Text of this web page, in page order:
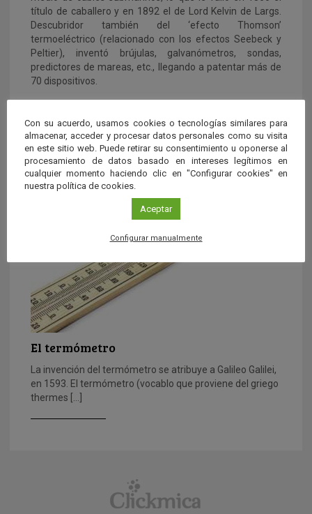
título de caballero y en 1892 el de Lord Kelvin de Largs.
Descubridor también del ‘efecto Thomson’
termoeléctrico (relacionado con los efectos Seebeck y
Peltier), inventó brújulas, galvanómetros, sondas,
predictores de mareas, etc., llegando a patentar más de
70 dispositivos.
afabilidad con sus alumnos, y era feliz ayudando a otros.
Está enterrado en la Abadía de Westminster, junto a la
tumba de Isaac Newton.
Contenido relacionado
El termómetro
La invención del termómetro se atribuye a Galileo Galilei,
en 1593. El termómetro (vocablo que proviene del griego
thermes […]
Con su acuerdo, usamos cookies o tecnologías similares para
almacenar, acceder y procesar datos personales como su visita
en este sitio web. Puede retirar su consentimiento u oponerse al
procesamiento de datos basado en intereses legítimos en
cualquier momento haciendo clic en "Configurar cookies" en
nuestra política de cookies.
Aceptar
Configurar manualmente